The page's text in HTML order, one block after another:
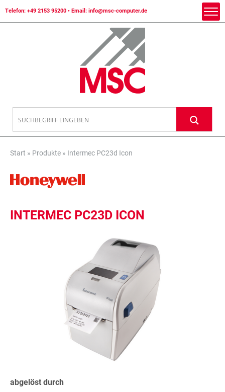
Telefon: +49 2153 95200 • Email: info@msc-computer.de
Start » Produkte » Intermec PC23d Icon
INTERMEC PC23D ICON
abgelöst durch